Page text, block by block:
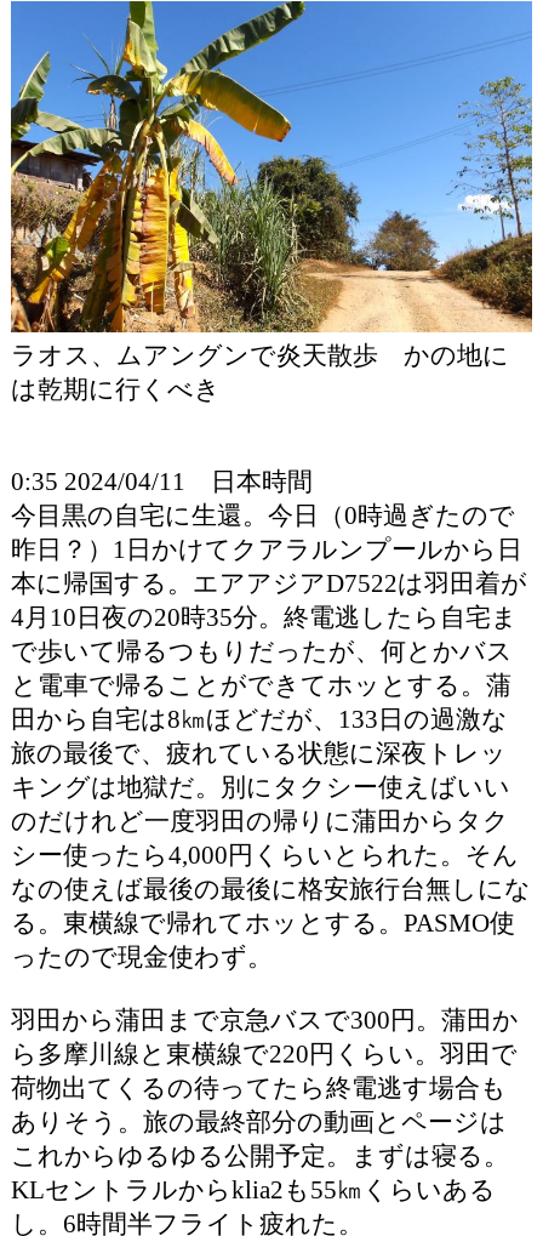
ラオス、ムアングンで炎天散歩 かの地に
は乾期に行くべき
0:35 2024/04/11 日本時間
今目黒の自宅に生還。今日（0時過ぎたので
昨日？）1日かけてクアラルンプールから日
本に帰国する。エアアジアD7522は羽田着が
4月10日夜の20時35分。終電逃したら自宅ま
で歩いて帰るつもりだったが、何とかバス
と電車で帰ることができてホッとする。蒲
田から自宅は8㎞ほどだが、133日の過激な
旅の最後で、疲れている状態に深夜トレッ
キングは地獄だ。別にタクシー使えばいい
のだけれど一度羽田の帰りに蒲田からタク
シー使ったら4,000円くらいとられた。そん
なの使えば最後の最後に格安旅行台無しにな
る。東横線で帰れてホッとする。PASMO使
ったので現金使わず。
羽田から蒲田まで京急バスで300円。蒲田か
ら多摩川線と東横線で220円くらい。羽田で
荷物出てくるの待ってたら終電逃す場合も
ありそう。旅の最終部分の動画とページは
これからゆるゆる公開予定。まずは寝る。
KLセントラルからklia2も55㎞くらいある
し。6時間半フライト疲れた。